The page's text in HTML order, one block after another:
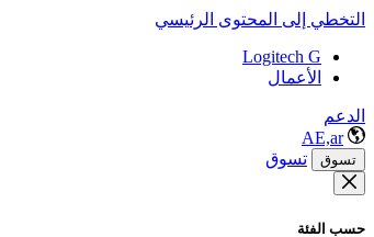
التخطي إلى المحتوى الرئيسي
Logitech G
الأعمال
الدعم
AE,ar
تسوق تسوق
حسب الفئة